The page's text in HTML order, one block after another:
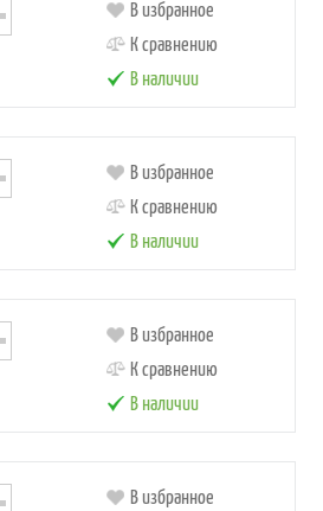
В избранное
К сравнению
В наличии
В избранное
К сравнению
В наличии
В избранное
К сравнению
В наличии
В избранное